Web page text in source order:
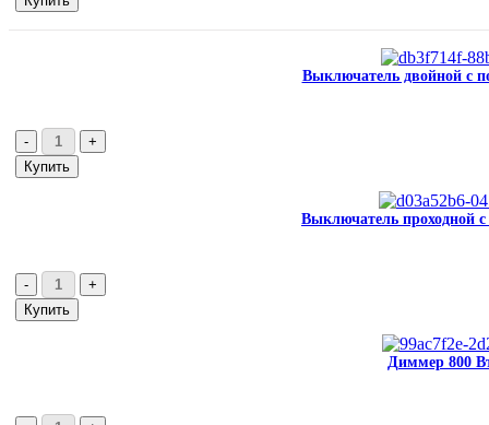
Выключатель двойной с
Выключатель проходной с
Диммер 800